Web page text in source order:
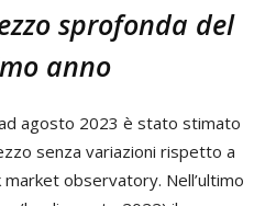
sprofonda del
anno
agosto 2023 è stato stimato
senza variazioni rispetto a
observatory. Nell’ultimo